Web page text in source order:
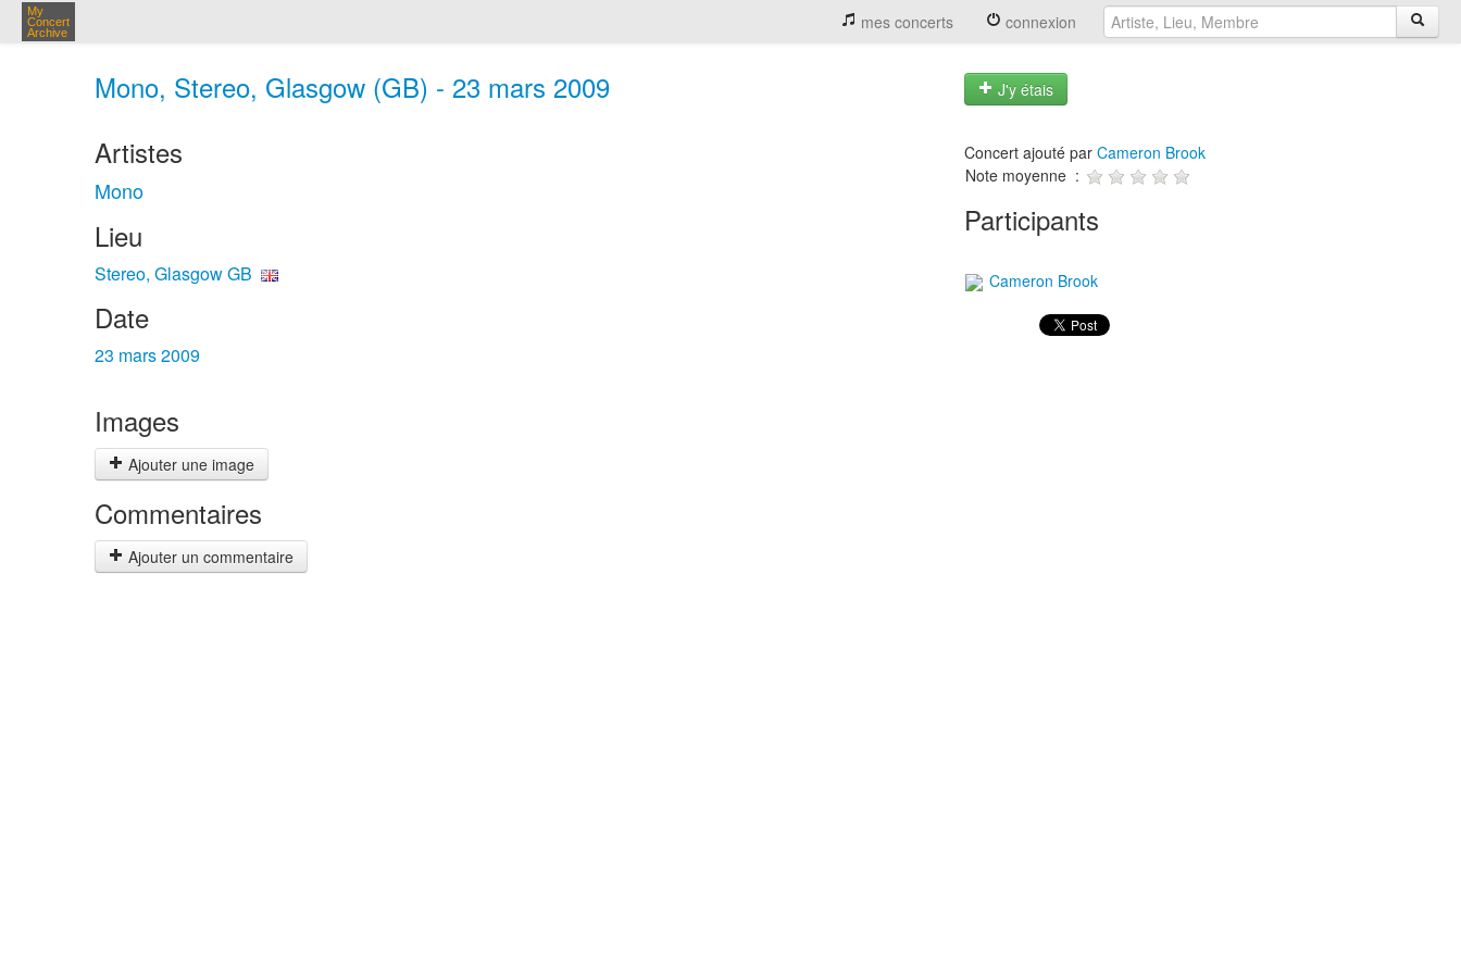
My
Concert
Archive
mes concerts connexion
Mono, Stereo, Glasgow (GB) - 23 mars 2009 J'y étais
Artistes
Mono
Lieu
Stereo, Glasgow GB
Date
23 mars 2009
Images
Ajouter une image
Commentaires
Ajouter un commentaire
Concert ajouté par Cameron Brook
Note moyenne :
Participants
Cameron Brook